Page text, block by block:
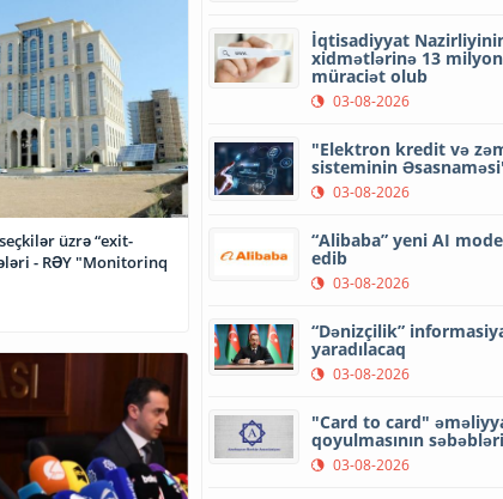
üzrə “exit-
- RƏY "Monitorinq
İqtisadiyyat
xidmətlərinə 13
müraciət olub
03-08-2026
"Elektron kredit və
sisteminin
03-08-2026
“Alibaba” yeni AI
edib
03-08-2026
“Dənizçilik”
yaradılacaq
03-08-2026
"Card to card"
qoyulmasının
03-08-2026